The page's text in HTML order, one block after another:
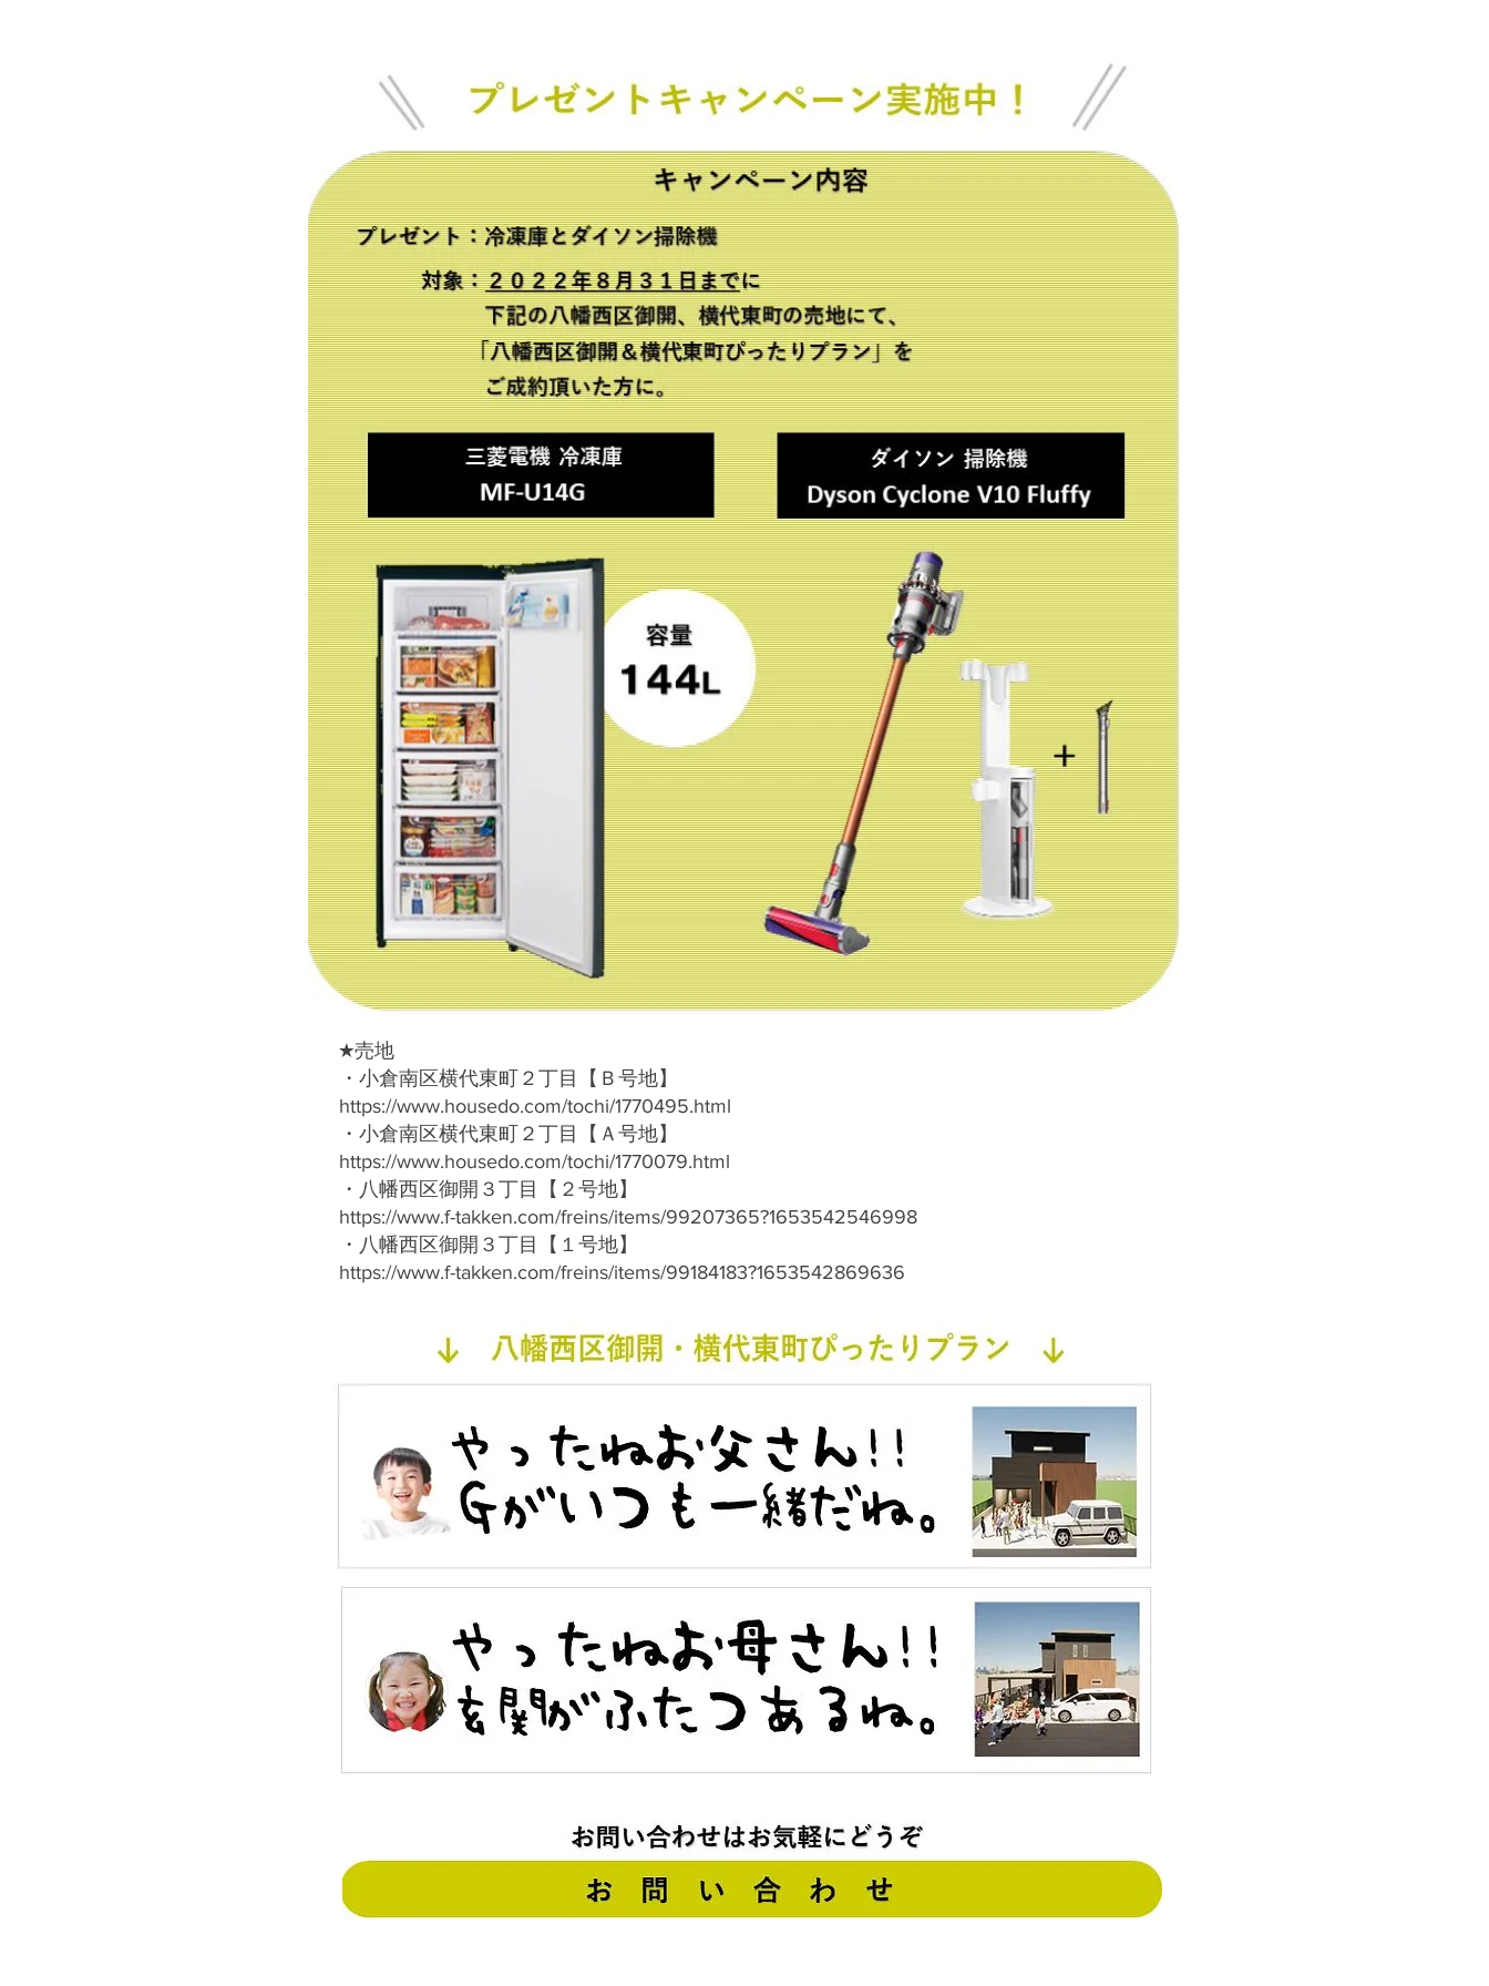
★売地
・小倉南区横代東町２丁目【Ｂ号地】
https://www.housedo.com/tochi/1770495.html
・小倉南区横代東町２丁目【Ａ号地】
https://www.housedo.com/tochi/1770079.html
・八幡西区御開３丁目【２号地】
https://www.f-takken.com/freins/items/99207365?1653542546998
・八幡西区御開３丁目【１号地】
https://www.f-takken.com/freins/items/99184183?1653542869636